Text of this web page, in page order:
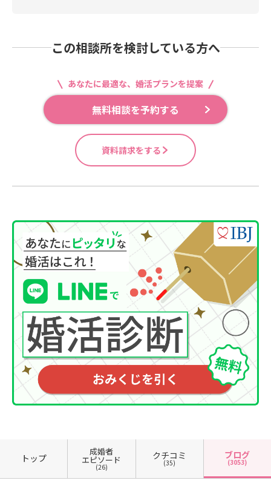
この相談所を検討している方へ
あなたに最適な、婚活プランを提案
無料相談を予約する
資料請求をする
トップ
成婚者
エピソード
(26)
クチコミ
(35)
ブログ
(3053)